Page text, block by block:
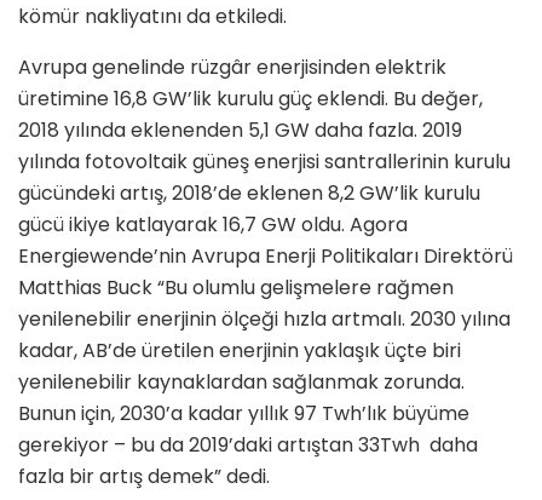
kömür nakliyatını da etkiledi.
Avrupa genelinde rüzgâr enerjisinden elektrik
üretimine 16,8 GW’lik kurulu güç eklendi. Bu değer,
2018 yılında eklenenden 5,1 GW daha fazla. 2019
yılında fotovoltaik güneş enerjisi santrallerinin kurulu
gücündeki artış, 2018’de eklenen 8,2 GW’lik kurulu
gücü ikiye katlayarak 16,7 GW oldu. Agora
Energiewende’nin Avrupa Enerji Politikaları Direktörü
Matthias Buck “Bu olumlu gelişmelere rağmen
yenilenebilir enerjinin ölçeği hızla artmalı. 2030 yılına
kadar, AB’de üretilen enerjinin yaklaşık üçte biri
yenilenebilir kaynaklardan sağlanmak zorunda.
Bunun için, 2030’a kadar yıllık 97 Twh’lık büyüme
gerekiyor – bu da 2019’daki artıştan 33Twh daha
fazla bir artış demek” dedi.